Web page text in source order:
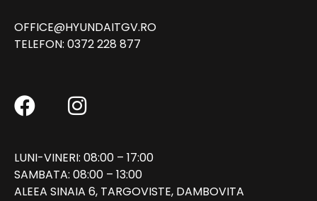
OFFICE@HYUNDAITGV.RO
TELEFON: 0372 228 877
LUNI-VINERI: 08:00 – 17:00
SAMBATA: 08:00 – 13:00
ALEEA SINAIA 6, TARGOVISTE, DAMBOVITA